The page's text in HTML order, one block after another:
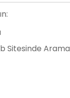
Sitesinde Arama